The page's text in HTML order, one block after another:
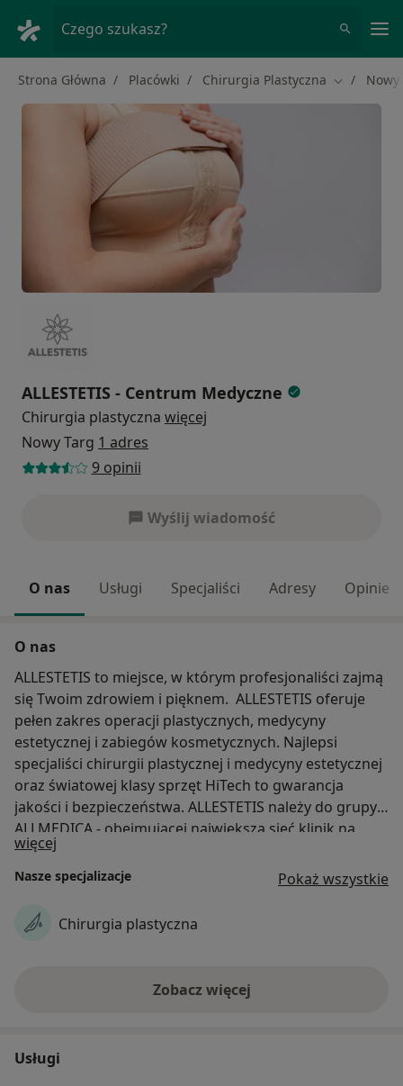
Czego szukasz?
Strona Główna Placówki Chirurgia Plastyczna ZmieńNowy
ALLESTETIS - Centrum Medyczne
Chirurgia plastyczna więcej
Nowy Targ 1 adres
9 opinii
Wyślij wiadomość
O nas Usługi Specjaliści Adresy Opinie
O nas
ALLESTETIS to miejsce, w którym profesjonaliści zajmą
się Twoim zdrowiem i pięknem. ALLESTETIS oferuje
pełen zakres operacji plastycznych, medycyny
estetycznej i zabiegów kosmetycznych. Najlepsi
specjaliści chirurgii plastycznej i medycyny estetycznej
oraz światowej klasy sprzęt HiTech to gwarancja
jakości i bezpieczeństwa. ALLESTETIS należy do grupy
ALLMEDICA - obejmującej największą sieć klinik na
terenie Podhala, oferujących pełne spektrum usług
medycznych.
więcej
Nasze specjalizacje Pokaż wszystkie
Chirurgia plastyczna
Zobacz więcej
Usługi